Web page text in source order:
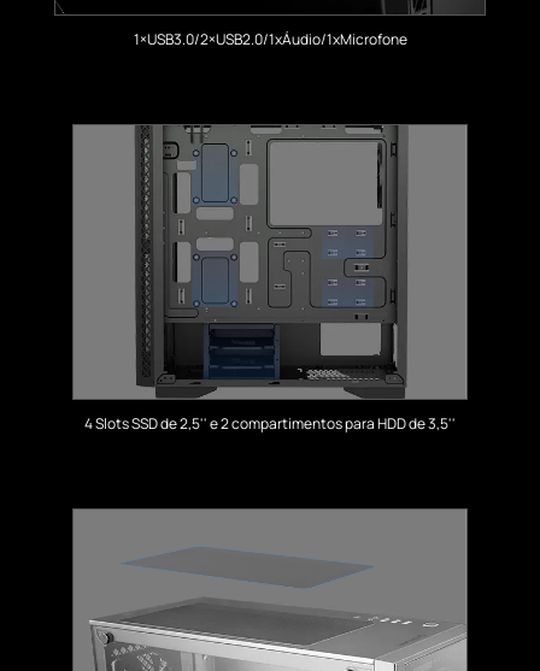
1×USB3.0/2×USB2.0/1xÁudio/1xMicrofone
4 Slots SSD de 2,5'' e 2 compartimentos para HDD de 3,5''